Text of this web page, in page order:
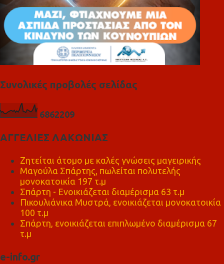
Συνολικές προβολές σελίδας
6862209
ΑΓΓΕΛΙΕΣ ΛΑΚΩΝΙΑΣ
Ζητείται άτομο με καλές γνώσεις μαγειρικής
Μαγούλα Σπάρτης, πωλείται πολυτελής
μονοκατοικία 197 τ.μ
Σπάρτη - Ενοικιάζεται διαμέρισμα 63 τ.μ
Πικουλιάνικα Μυστρά, ενοικιάζεται μονοκατοικία
100 τ.μ
Σπάρτη, ενοικιάζεται επιπλωμένο διαμέρισμα 67
τ.μ
e-info.gr